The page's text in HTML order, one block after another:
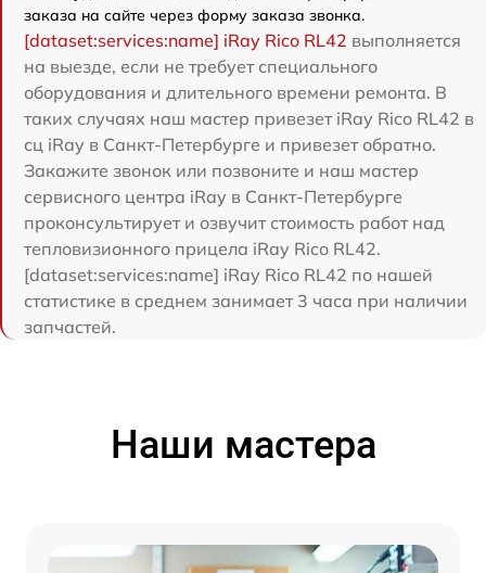
заказа на сайте через форму заказа звонка.
[dataset:services:name] iRay Rico RL42 выполняется
на выезде, если не требует специального
оборудования и длительного времени ремонта. В
таких случаях наш мастер привезет iRay Rico RL42 в
сц iRay в Санкт-Петербурге и привезет обратно.
Закажите звонок или позвоните и наш мастер
сервисного центра iRay в Санкт-Петербурге
проконсультирует и озвучит стоимость работ над
тепловизионного прицела iRay Rico RL42.
[dataset:services:name] iRay Rico RL42 по нашей
статистике в среднем занимает 3 часа при наличии
запчастей.
Наши мастера